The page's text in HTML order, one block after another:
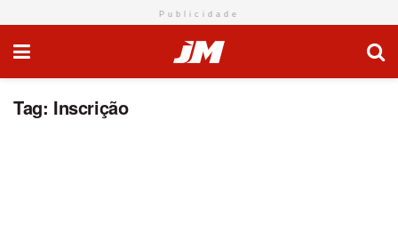
Publicidade
Tag: Inscrição